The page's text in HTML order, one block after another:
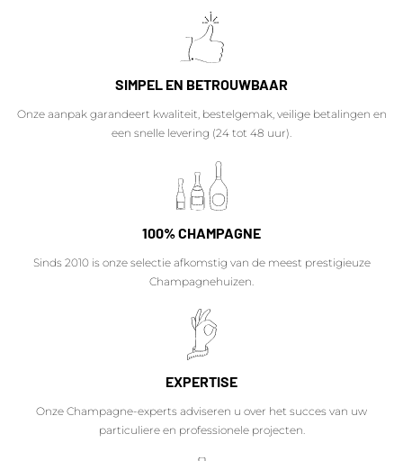
SIMPEL EN BETROUWBAAR
Onze aanpak garandeert kwaliteit, bestelgemak, veilige betalingen en
een snelle levering (24 tot 48 uur).
100% CHAMPAGNE
Sinds 2010 is onze selectie afkomstig van de meest prestigieuze
Champagnehuizen.
EXPERTISE
Onze Champagne-experts adviseren u over het succes van uw
particuliere en professionele projecten.